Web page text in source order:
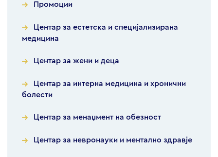
Промоции
Центар за естетска и специјализирана
медицина
Центар за жени и деца
Центар за интерна медицина и хронични
болести
Центар за менаџмент на обезност
Центар за невронауки и ментално здравје